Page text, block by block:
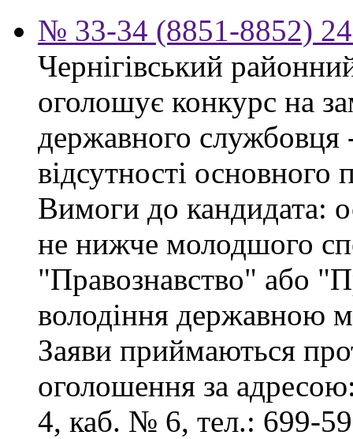
№ 33-34 (8851-8852) 24
Чернігівський
оголошує конкурс на
державного службовця
відсутності основного
Вимоги до кандидата:
не нижче молодшого
"Правознавство" або
володіння державною
Заяви приймаються
оголошення за
4, каб. № 6, тел.: 699-